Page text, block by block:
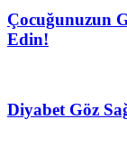
Çocuğunuzun
Edin!
Diyabet Göz